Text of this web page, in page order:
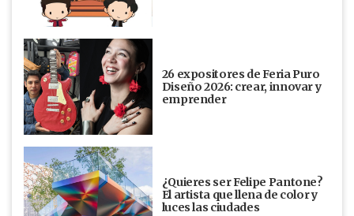
26 expositores de Feria Puro
Diseño 2026: crear, innovar y
emprender
¿Quieres ser Felipe Pantone?
El artista que llena de color y
luces las ciudades